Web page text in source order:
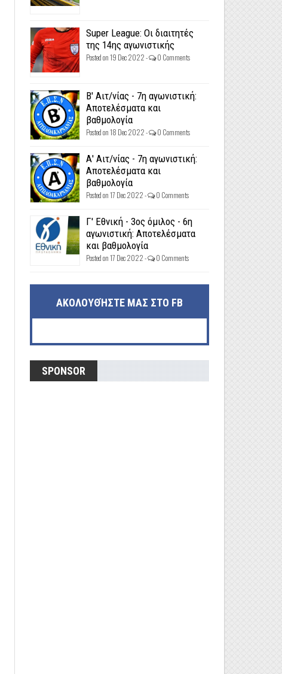
Super League: Οι διαιτητές
της 14ης αγωνιστικής
Posted on 19 Dec 2022 - 0 Comments
Β' Αιτ/νίας - 7η αγωνιστική:
Αποτελέσματα και
βαθμολογία
Posted on 18 Dec 2022 - 0 Comments
Α' Αιτ/νίας - 7η αγωνιστική:
Αποτελέσματα και
βαθμολογία
Posted on 17 Dec 2022 - 0 Comments
Γ' Εθνική - 3ος όμιλος - 6η
αγωνιστική: Αποτελέσματα
και βαθμολογία
Posted on 17 Dec 2022 - 0 Comments
ΑΚΟΛΟΥΘΉΣΤΕ ΜΑΣ ΣΤΟ FB
SPONSOR